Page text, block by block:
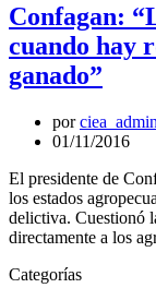
Confagan:
cuando hay
ganado”
porciea_admin
01/11/2016
El presidente de
los estados
delictiva. Cuestionó
directamente a los
Categorías